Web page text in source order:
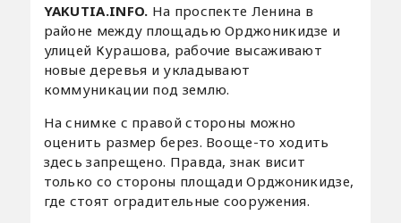
YAKUTIA.INFO. На проспекте Ленина в
районе между площадью Орджоникидзе и
улицей Курашова, рабочие высаживают
новые деревья и укладывают
коммуникации под землю.
На снимке с правой стороны можно
оценить размер берез. Вооще-то ходить
здесь запрещено. Правда, знак висит
только со стороны площади Орджоникидзе,
где стоят оградительные сооружения.